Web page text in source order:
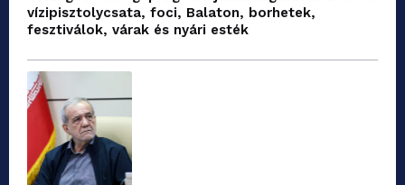
vízipisztolycsata, foci, Balaton, borhetek,
fesztiválok, várak és nyári esték